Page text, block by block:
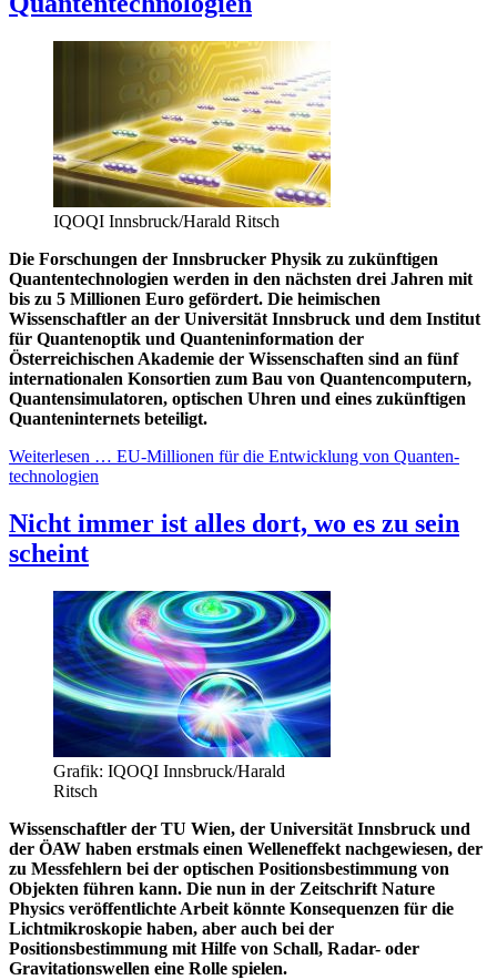
IQOQI Innsbruck/Harald Ritsch
Die Forschungen der Innsbrucker Physik zu zukünftigen
Quantentechnologien werden in den nächsten drei Jahren mit
bis zu 5 Millionen Euro gefördert. Die heimischen
Wissenschaftler an der Universität Innsbruck und dem Institut
für Quantenoptik und Quanteninformation der
Österreichischen Akademie der Wissenschaften sind an fünf
internationalen Konsortien zum Bau von Quantencomputern,
Quantensimulatoren, optischen Uhren und eines zukünftigen
Quanteninternets beteiligt.
Weiterlesen … EU-Millionen für die Ent­wick­lung von Quanten­­­
techno­­logien
Nicht immer ist alles dort, wo es zu sein
scheint
Grafik: IQOQI Innsbruck/Harald
Ritsch
Wissenschaftler der TU Wien, der Universität Innsbruck und
der ÖAW haben erstmals einen Welleneffekt nachgewiesen, der
zu Messfehlern bei der optischen Positionsbestimmung von
Objekten führen kann. Die nun in der Zeitschrift Nature
Physics veröffentlichte Arbeit könnte Konsequenzen für die
Lichtmikroskopie haben, aber auch bei der
Positionsbestimmung mit Hilfe von Schall, Radar- oder
Gravitationswellen eine Rolle spielen.